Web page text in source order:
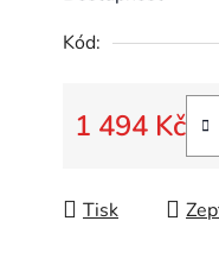
z
hvězdiček.
Kód:
1 494 Kč
Tisk